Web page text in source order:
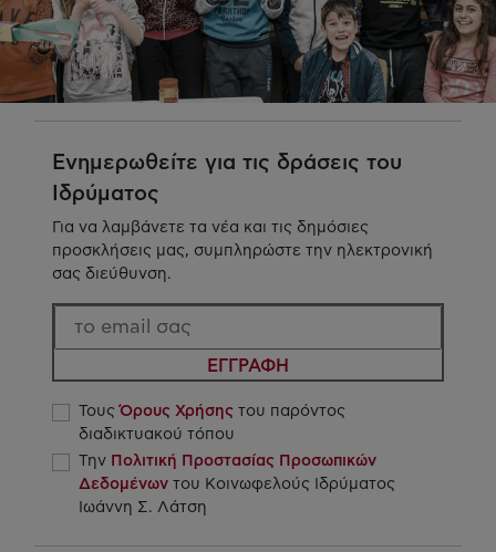
Ενημερωθείτε για τις δράσεις του
Ιδρύματος
Για να λαμβάνετε τα νέα και τις δημόσιες
προσκλήσεις μας, συμπληρώστε την ηλεκτρονική
σας διεύθυνση.
ΕΓΓΡΑΦΗ
ΤουςΌρους Χρήσης του παρόντος
διαδικτυακού τόπου
Την Πολιτική Προστασίας Προσωπικών
Δεδομένων του Κοινωφελούς Ιδρύματος
Ιωάννη Σ. Λάτση